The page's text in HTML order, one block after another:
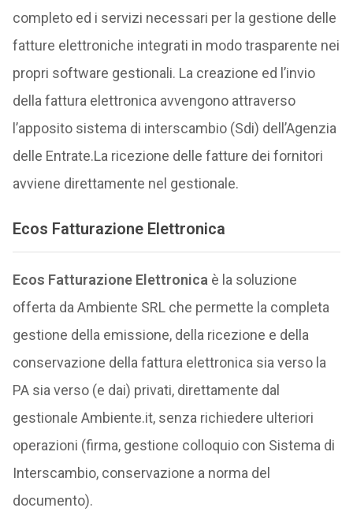
completo ed i servizi necessari per la gestione delle
fatture elettroniche integrati in modo trasparente nei
propri software gestionali. La creazione ed l’invio
della fattura elettronica avvengono attraverso
l’apposito sistema di interscambio (Sdi) dell’Agenzia
delle Entrate.La ricezione delle fatture dei fornitori
avviene direttamente nel gestionale.
Ecos Fatturazione Elettronica
Ecos Fatturazione Elettronica è la soluzione
offerta da Ambiente SRL che permette la completa
gestione della emissione, della ricezione e della
conservazione della fattura elettronica sia verso la
PA sia verso (e dai) privati, direttamente dal
gestionale Ambiente.it, senza richiedere ulteriori
operazioni (firma, gestione colloquio con Sistema di
Interscambio, conservazione a norma del
documento).